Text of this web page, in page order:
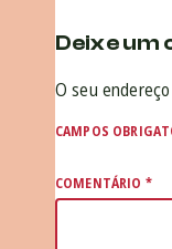
Deixe
O seu
CAMPOS
COMENTÁRIO *